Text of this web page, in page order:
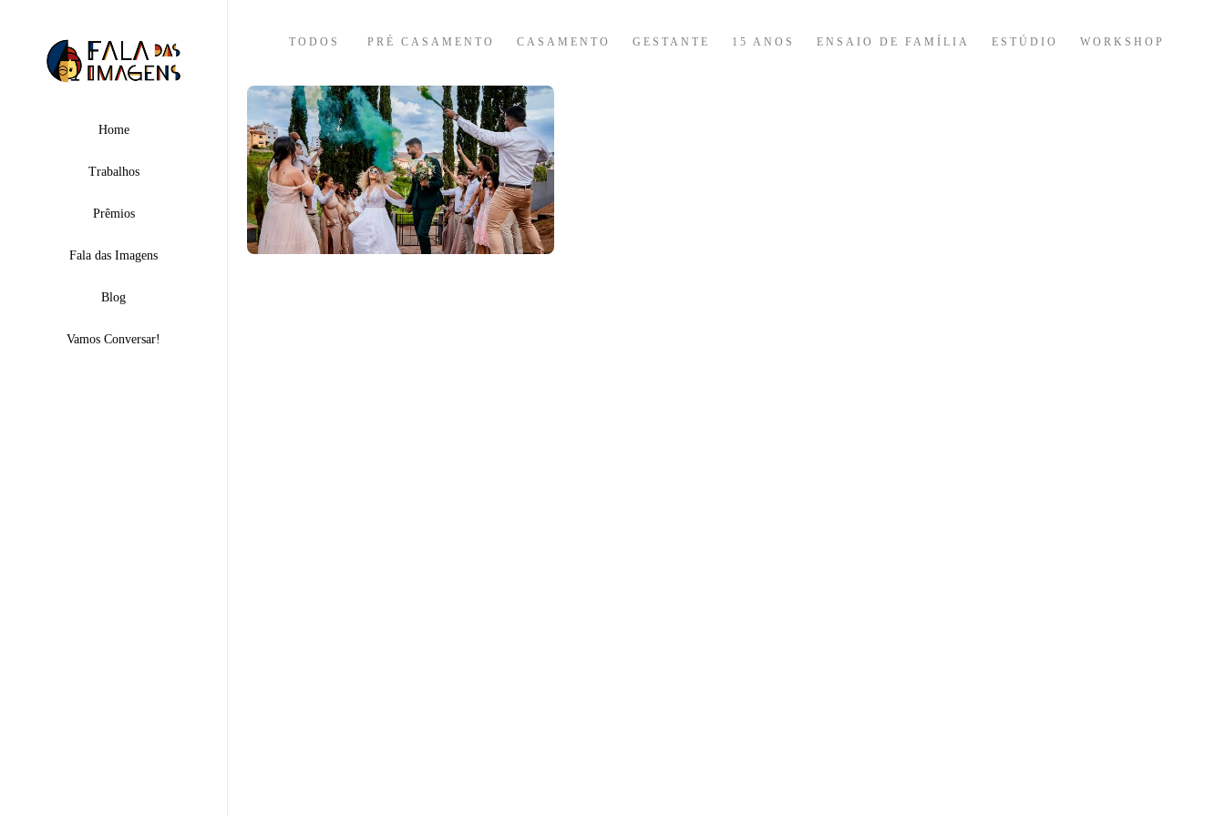
Home
Trabalhos
Prêmios
Fala das Imagens
Blog
Vamos Conversar!
TODOS PRÉ CASAMENTO CASAMENTO GESTANTE 15 ANOS ENSAIO DE FAMÍLIA ESTÚDIO WORKSHOP